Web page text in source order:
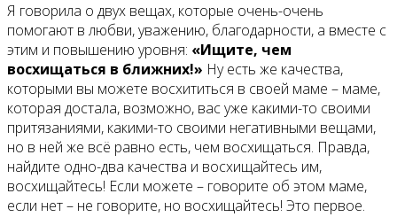
Я говорила о двух вещах, которые очень-очень
помогают в любви, уважению, благодарности, а вместе с
этим и повышению уровня: «Ищите, чем
восхищаться в ближних!» Ну есть же качества,
которыми вы можете восхититься в своей маме – маме,
которая достала, возможно, вас уже какими-то своими
притязаниями, какими-то своими негативными вещами,
но в ней же всё равно есть, чем восхищаться. Правда,
найдите одно-два качества и восхищайтесь им,
восхищайтесь! Если можете – говорите об этом маме,
если нет – не говорите, но восхищайтесь! Это первое.